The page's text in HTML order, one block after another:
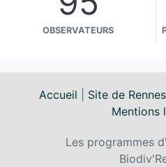
OBSERVATEURS
Accueil Site de
Mentions
Les programmes